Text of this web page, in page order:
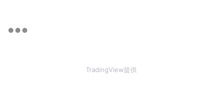
TradingView提供